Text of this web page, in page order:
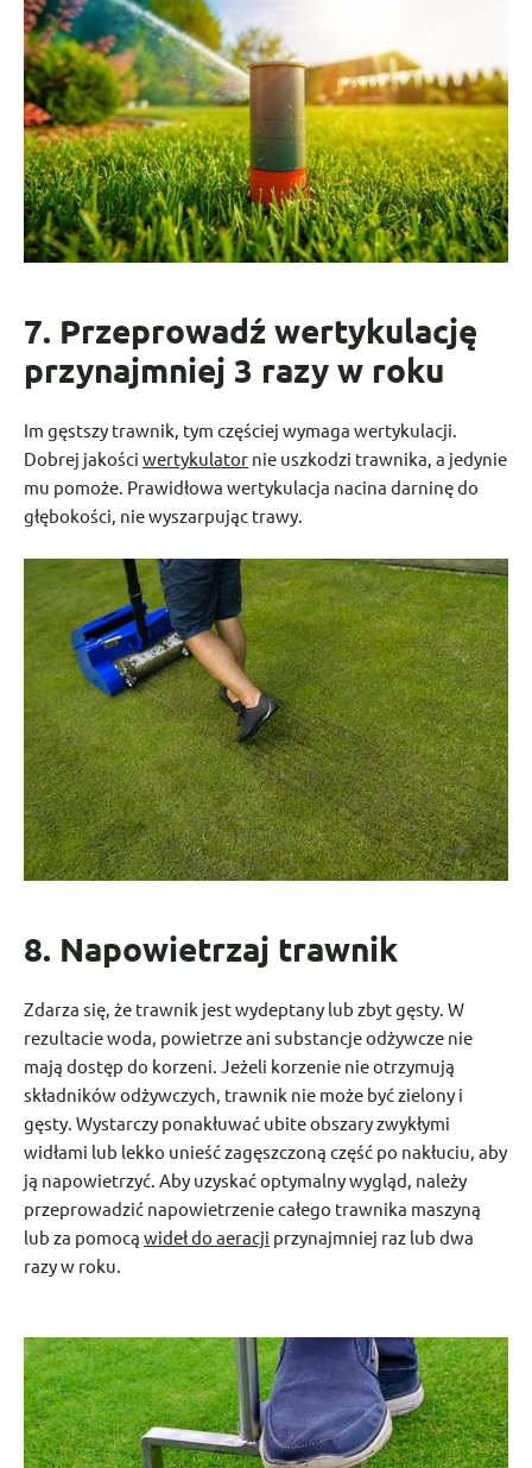
7. Przeprowadź wertykulację
przynajmniej 3 razy w roku
Im gęstszy trawnik, tym częściej wymaga wertykulacji.
Dobrej jakości wertykulator nie uszkodzi trawnika, a jedynie
mu pomoże. Prawidłowa wertykulacja nacina darninę do
głębokości, nie wyszarpując trawy.
8. Napowietrzaj trawnik
Zdarza się, że trawnik jest wydeptany lub zbyt gęsty. W
rezultacie woda, powietrze ani substancje odżywcze nie
mają dostęp do korzeni. Jeżeli korzenie nie otrzymują
składników odżywczych, trawnik nie może być zielony i
gęsty. Wystarczy ponakłuwać ubite obszary zwykłymi
widłami lub lekko unieść zagęszczoną część po nakłuciu, aby
ją napowietrzyć. Aby uzyskać optymalny wygląd, należy
przeprowadzić napowietrzenie całego trawnika maszyną
lub za pomocą wideł do aeracji przynajmniej raz lub dwa
razy w roku.